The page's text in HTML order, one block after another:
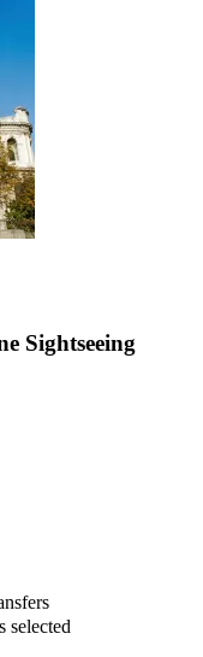
Sightseeing
selected